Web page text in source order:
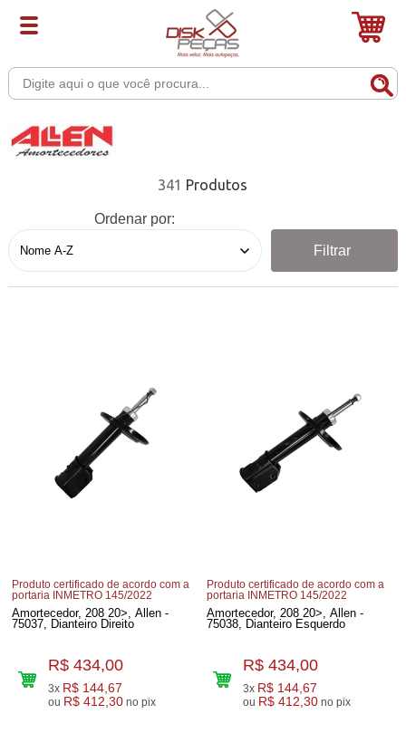
341
Ordenar por:
Filtrar
Produto certificado de acordo com a
portaria INMETRO 145/2022
Amortecedor, 208 20>, Allen -
75037, Dianteiro Direito
R$ 434,00
3x R$ 144,67
ou R$ 412,30 no pix
Produto certificado de acordo com a
portaria INMETRO 145/2022
Amortecedor, 208 20>, Allen -
75038, Dianteiro Esquerdo
R$ 434,00
3x R$ 144,67
ou R$ 412,30 no pix